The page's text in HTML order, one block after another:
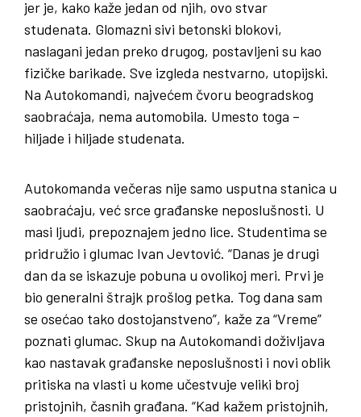
jer je, kako kaže jedan od njih, ovo stvar
studenata. Glomazni sivi betonski blokovi,
naslagani jedan preko drugog, postavljeni su kao
fizičke barikade. Sve izgleda nestvarno, utopijski.
Na Autokomandi, najvećem čvoru beogradskog
saobraćaja, nema automobila. Umesto toga –
hiljade i hiljade studenata.
Autokomanda večeras nije samo usputna stanica u
saobraćaju, već srce građanske neposlušnosti. U
masi ljudi, prepoznajem jedno lice. Studentima se
pridružio i glumac Ivan Jevtović. “Danas je drugi
dan da se iskazuje pobuna u ovolikoj meri. Prvi je
bio generalni štrajk prošlog petka. Tog dana sam
se osećao tako dostojanstveno”, kaže za “Vreme”
poznati glumac. Skup na Autokomandi doživljava
kao nastavak građanske neposlušnosti i novi oblik
pritiska na vlasti u kome učestvuje veliki broj
pristojnih, časnih građana. “Kad kažem pristojnih,